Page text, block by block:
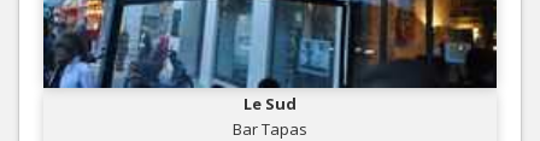
Le Sud
Bar Tapas